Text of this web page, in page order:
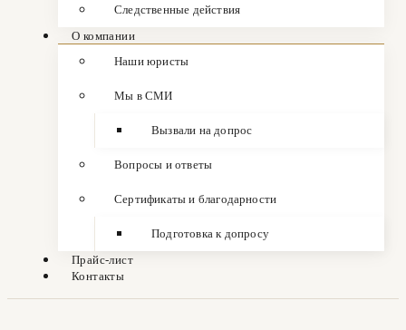
Следственные действия
О компании
Наши юристы
Мы в СМИ
Вызвали на допрос
Вопросы и ответы
Сертификаты и благодарности
Подготовка к допросу
Прайс-лист
Контакты